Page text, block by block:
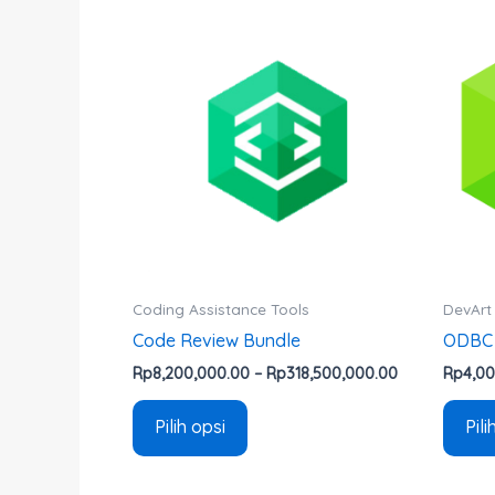
Coding Assistance Tools
Code Review Bundle
Rp8,200,000.00 – Rp318,500,000.00
Pilih opsi
memiliki
beberapa
varian.
Pilihan
ini
dapat
DevArt
Rp